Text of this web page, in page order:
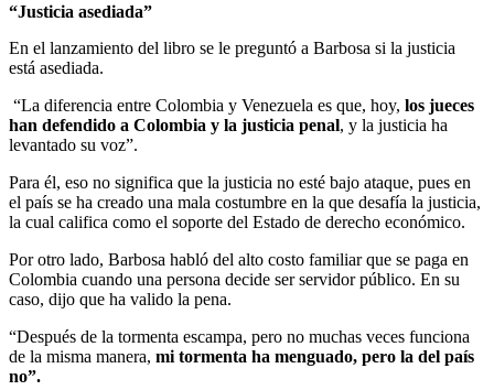
“Justicia asediada”
En el lanzamiento del libro se le preguntó a Barbosa si la justicia
está asediada.
“La diferencia entre Colombia y Venezuela es que, hoy, los jueces
han defendido a Colombia y la justicia penal, y la justicia ha
levantado su voz”.
Para él, eso no significa que la justicia no esté bajo ataque, pues en
el país se ha creado una mala costumbre en la que desafía la justicia,
la cual califica como el soporte del Estado de derecho económico.
Por otro lado, Barbosa habló del alto costo familiar que se paga en
Colombia cuando una persona decide ser servidor público. En su
caso, dijo que ha valido la pena.
“Después de la tormenta escampa, pero no muchas veces funciona
de la misma manera, mi tormenta ha menguado, pero la del país
no”.